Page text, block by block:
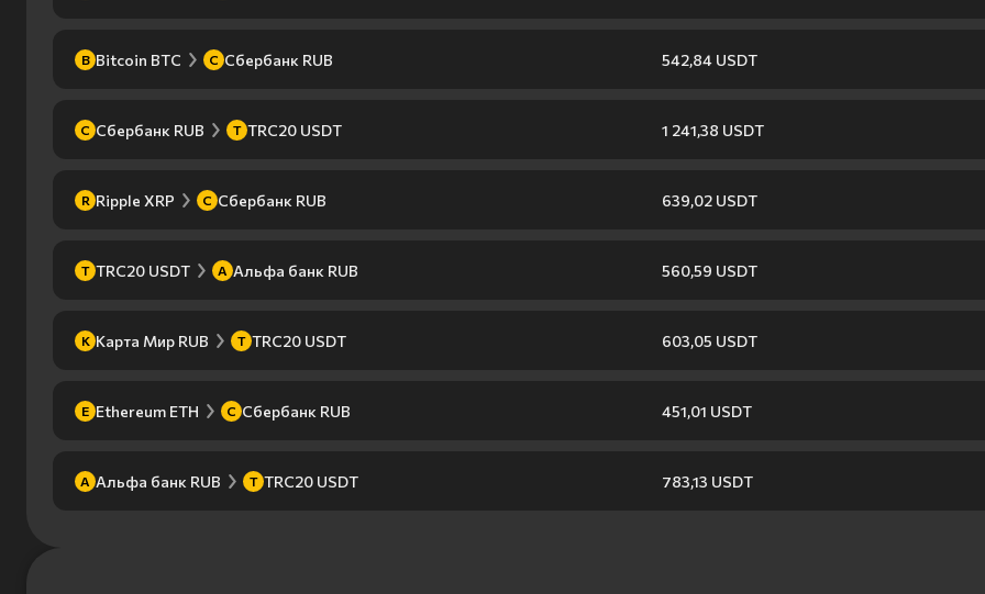
B Bitcoin BTC С Сбербанк RUB 542,84 USDT
С Сбербанк RUB T TRC20 USDT 1 241,38 USDT
R Ripple XRP С Сбербанк RUB 639,02 USDT
T TRC20 USDT А Альфа банк RUB 560,59 USDT
К Карта Мир RUB T TRC20 USDT 603,05 USDT
E Ethereum ETH С Сбербанк RUB 451,01 USDT
А Альфа банк RUB T TRC20 USDT 783,13 USDT